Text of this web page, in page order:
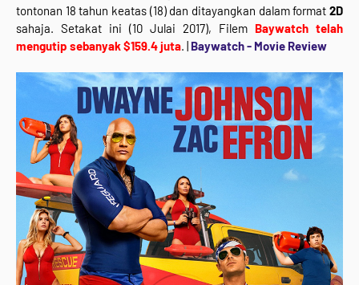
tontonan 18 tahun keatas (18) dan ditayangkan dalam format 2D
sahaja. Setakat ini (10 Julai 2017), Filem Baywatch telah
mengutip sebanyak $159.4 juta. | Baywatch - Movie Review